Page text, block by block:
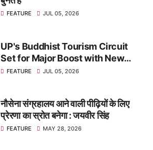
FEATURE JUL 05, 2026
UP's Buddhist Tourism Circuit
Set for Major Boost with New
Theme Park in Kushinagar
FEATURE JUL 05, 2026
नौसेना संग्रहालय आने वाली पीढ़ियों के लिए
प्रेरणा का स्रोत बनेगा : जयवीर सिंह
FEATURE MAY 28, 2026